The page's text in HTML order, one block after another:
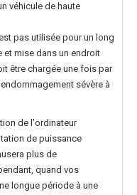
véhicule de haute
pas utilisée pour un long
et mise dans un endroit
être chargée une fois par
sévère à
de l'ordinateur
de puissance
plus de
quand vos
longue période à une